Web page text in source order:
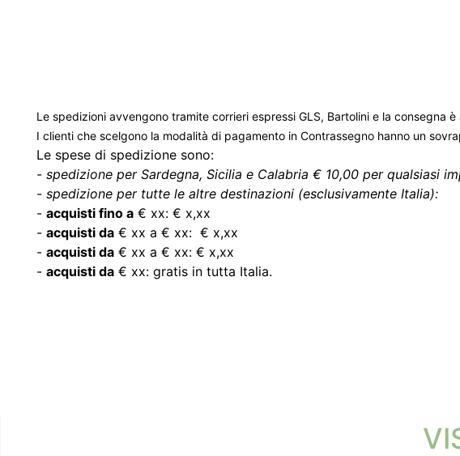
Le spedizioni avvengono tramite corrieri espressi GLS, Bartolini e la consegna
I clienti che scelgono la modalità di pagamento in Contrassegno hanno un
Le spese di spedizione sono:
- spedizione per Sardegna, Sicilia e Calabria € 10,00 per qualsiasi
- spedizione per tutte le altre destinazioni (esclusivamente Italia):
- acquisti fino a € xx: € x,xx
- acquisti da € xx a € xx: € x,xx
- acquisti da € xx a € xx: € x,xx
- acquisti da € xx: gratis in tutta Italia.